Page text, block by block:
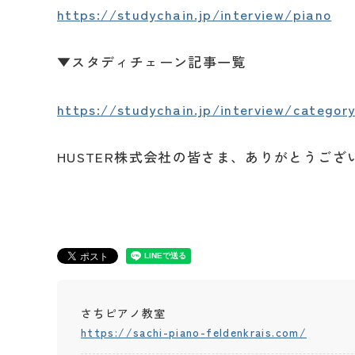
https://studychain.jp/interview/piano
▼スタディチェーン記事一覧
https://studychain.jp/interview/
HUSTER株式会社の皆さま、ありがとうござ
さちピアノ教室
https://sachi-piano-feldenkrais.com/